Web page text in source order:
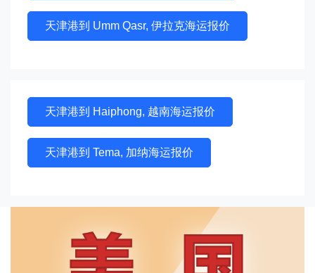
天津港到 Umm Qasr, 伊拉克海运报价
天津港到 Haiphong, 越南海运报价
天津港到 Tema, 加纳海运报价